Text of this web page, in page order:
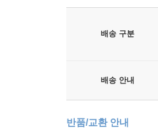
배송 구분
배송 안내
반품/교환 안내